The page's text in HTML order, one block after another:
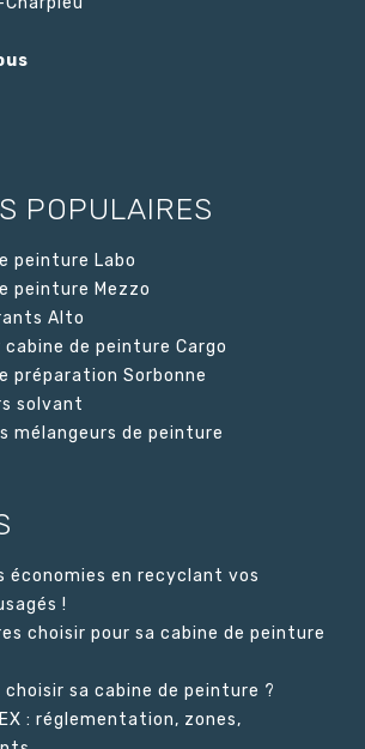
POPULAIRES
peinture Labo
peinture Mezzo
Alto
de peinture Cargo
préparation Sorbonne
solvant
mélangeurs de peinture
économies en recyclant vos
!
choisir pour sa cabine de peinture
sa cabine de peinture ?
: réglementation, zones,